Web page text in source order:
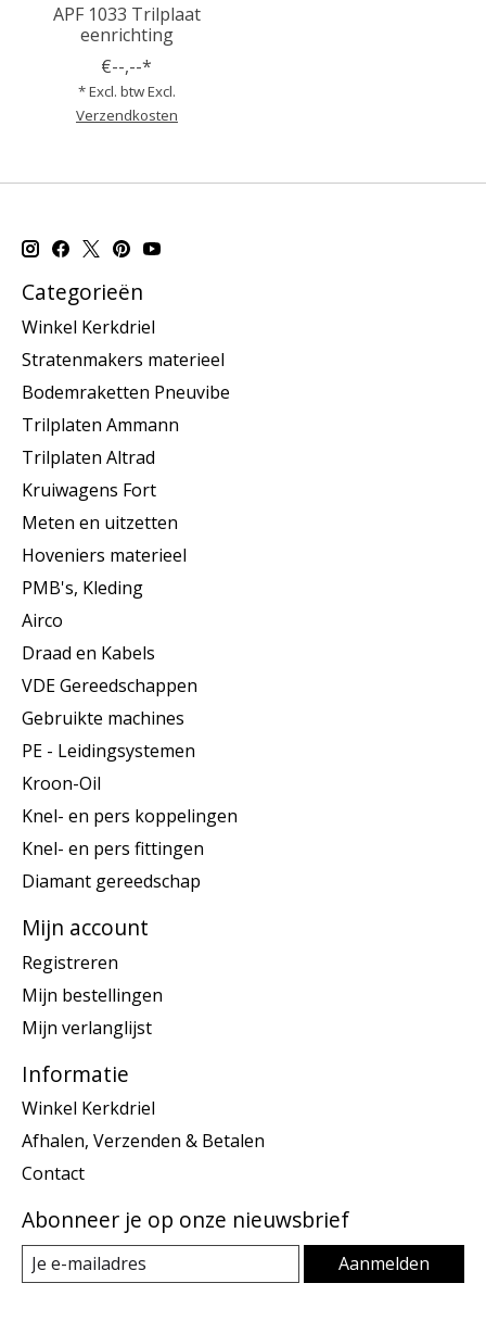
APF 1033 Trilplaat
eenrichting
€--,--*
* Excl. btw Excl.
Verzendkosten
Categorieën
Winkel Kerkdriel
Stratenmakers materieel
Bodemraketten Pneuvibe
Trilplaten Ammann
Trilplaten Altrad
Kruiwagens Fort
Meten en uitzetten
Hoveniers materieel
PMB's, Kleding
Airco
Draad en Kabels
VDE Gereedschappen
Gebruikte machines
PE - Leidingsystemen
Kroon-Oil
Knel- en pers koppelingen
Knel- en pers fittingen
Diamant gereedschap
Mijn account
Registreren
Mijn bestellingen
Mijn verlanglijst
Informatie
Winkel Kerkdriel
Afhalen, Verzenden & Betalen
Contact
Abonneer je op onze nieuwsbrief
Aanmelden